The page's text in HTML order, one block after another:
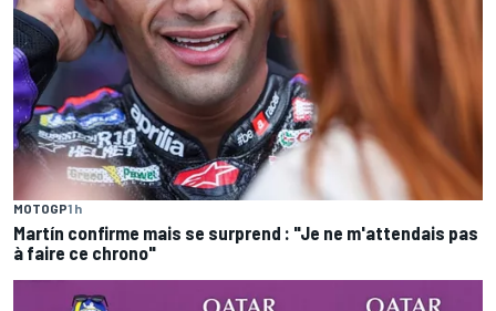
MOTOGP1 h
Martín confirme mais se surprend : "Je ne m'attendais pas
à faire ce chrono"